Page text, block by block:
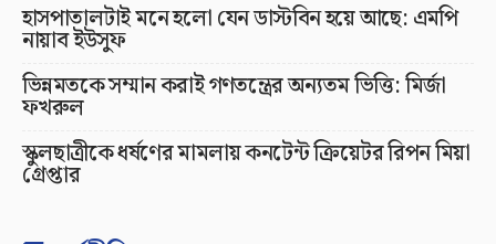
হাসপাতালটাই মনে হলো যেন ডাস্টবিন হয়ে আছে: এমপি
নায়াব ইউসুফ
ভিন্নমতকে সম্মান করাই গণতন্ত্রের অন্যতম ভিত্তি: মির্জা
ফখরুল
স্কুলছাত্রীকে ধর্ষণের মামলায় কনটেন্ট ক্রিয়েটর রিপন মিয়া
গ্রেপ্তার